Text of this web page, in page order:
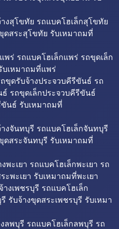
งสุโขทัย รถแบคโฮเล็กสุโขทัย
ดสระสุโขทัย รับเหมาถมที่
พร่ รถแบคโฮเล็กแพร่ รถขุดเล็ก
บเหมาถมที่แพร่
ขุดรับจ้างประจวบคีรีขันธ์ รถ
รถขุดเล็กประจวบคีรีขันธ์
นธ์ รับเหมาถมที่
งจันทบุรี รถแบคโฮเล็กจันทบุรี
ดสระจันทบุรี รับเหมาถมที่
พะเยา รถแบคโฮเล็กพะเยา รถ
ะพะเยา รับเหมาถมที่พะเยา
งเพชรบุรี รถแบคโฮเล็ก
รับจ้างขุดสระเพชรบุรี รับเหมา
ลพบุรี รถแบคโฮเล็กลพบุรี รถ